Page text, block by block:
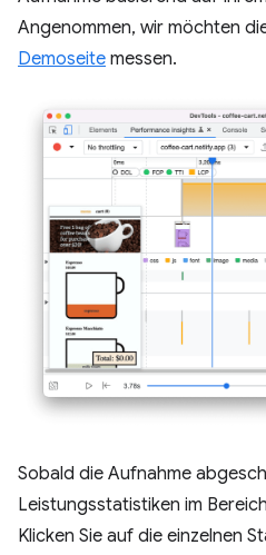
Angenommen, wir möchten
Demoseite messen.
Sobald die Aufnahme
Leistungsstatistiken im Bereich
Klicken Sie auf die einzelnen